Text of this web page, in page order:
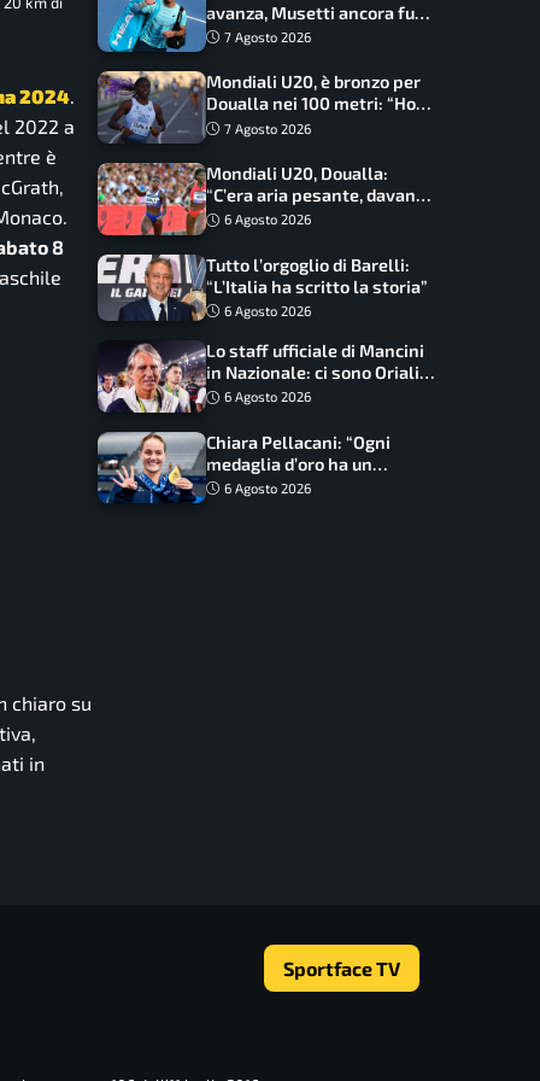
2024.
2022 a
è
8
chiaro su
in
avanza, Musetti ancora fuori
con Jodar
7 Agosto 2026
Mondiali U20, è bronzo per
Doualla nei 100 metri: “Ho
scacciato l’ansia”
7 Agosto 2026
Mondiali U20, Doualla:
“C’era aria pesante, davano
le mascherine! Finale? Non
6 Agosto 2026
Tutto l’orgoglio di Barelli:
“L’Italia ha scritto la storia”
6 Agosto 2026
Lo staff ufficiale di Mancini
in Nazionale: ci sono Oriali e
Bonucci, confermato un
6 Agosto 2026
Chiara Pellacani: “Ogni
medaglia d’oro ha un
significato diverso. Ho fatto
6 Agosto 2026
Sportface TV